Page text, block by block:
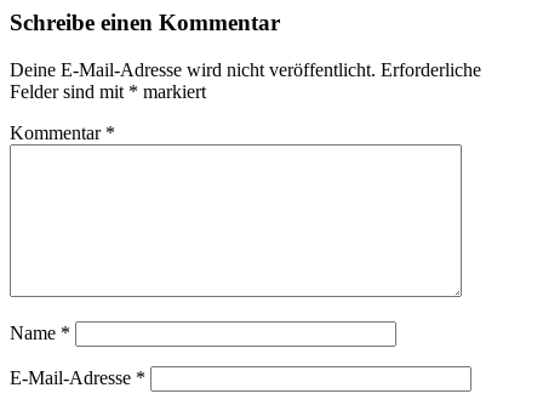
Schreibe einen Kommentar
Deine E-Mail-Adresse wird nicht veröffentlicht. Erforderliche
Felder sind mit * markiert
Kommentar *
Name *
E-Mail-Adresse *